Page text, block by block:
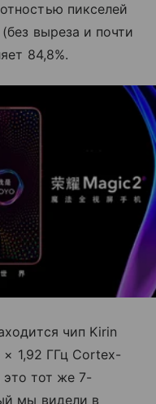
пикселей
выреза и почти
84,8%.
чип Kirin
1,92 ГГц Cortex-
тот же 7-
мы видели в